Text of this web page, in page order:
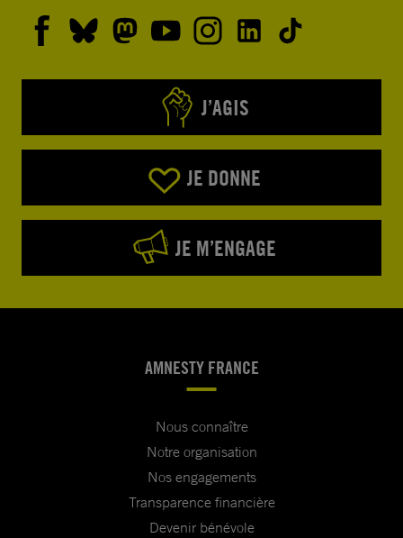
J’AGIS
JE DONNE
JE M’ENGAGE
AMNESTY FRANCE
Nous connaître
Notre organisation
Nos engagements
Transparence financière
Devenir bénévole